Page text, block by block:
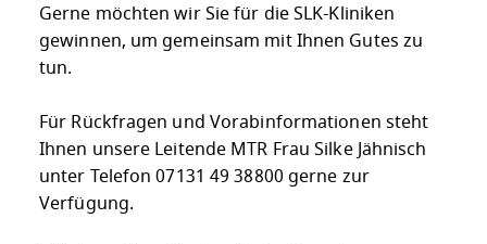
Gerne möchten wir Sie für die SLK-Kliniken
gewinnen, um gemeinsam mit Ihnen Gutes zu
tun.
Für Rückfragen und Vorabinformationen steht
Ihnen unsere Leitende MTR Frau Silke Jähnisch
unter Telefon 07131 49 38800 gerne zur
Verfügung.